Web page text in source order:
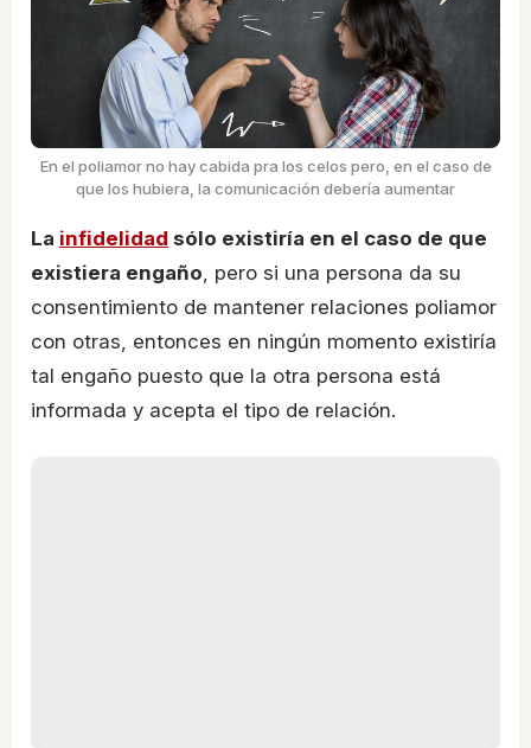
En el poliamor no hay cabida pra los celos pero, en el caso de
que los hubiera, la comunicación debería aumentar
La infidelidad sólo existiría en el caso de que
existiera engaño , pero si una persona da su
consentimiento de mantener relaciones poliamor
con otras, entonces en ningún momento existiría
tal engaño puesto que la otra persona está
informada y acepta el tipo de relación.